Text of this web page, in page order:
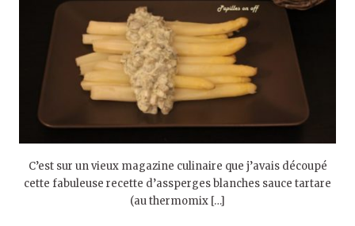
C’est sur un vieux magazine culinaire que j’avais découpé
cette fabuleuse recette d’assperges blanches sauce tartare
(au thermomix […]